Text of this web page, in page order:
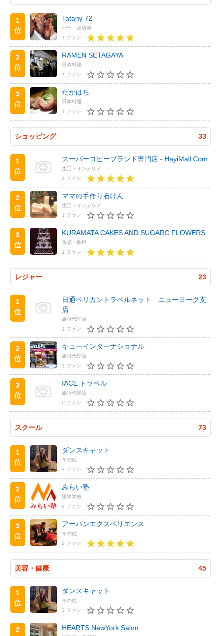
1
位
Tatany 72
バー・居酒屋
1 ファン
2
位
RAMEN SETAGAYA
日本料理
1 ファン
3
位
たかはち
日本料理
1 ファン
ショッピング 33
1
位
スーパーコピーブランド専門店 - HayiMall.Com
生活・インテリア
3 ファン
2
位
ママの手作り石けん
生活・インテリア
1 ファン
3
位
KURAMATA CAKES AND SUGARC FLOWERS
食品・飲料
1 ファン
レジャー 23
1
位
日通ペリカントラベルネット ニューヨーク支
店
旅行代理店
1 ファン
2
位
キューインターナショナル
旅行代理店
1 ファン
3
位
IACE トラベル
旅行代理店
0 ファン
スクール 73
1
位
ダンスキャット
その他
3 ファン
2
位
みらい塾
語学学校
2 ファン
3
位
アーバンエクスペリエンス
その他
2 ファン
美容・健康 45
1
位
ダンスキャット
その他
3 ファン
2
HEARTS NewYork Salon